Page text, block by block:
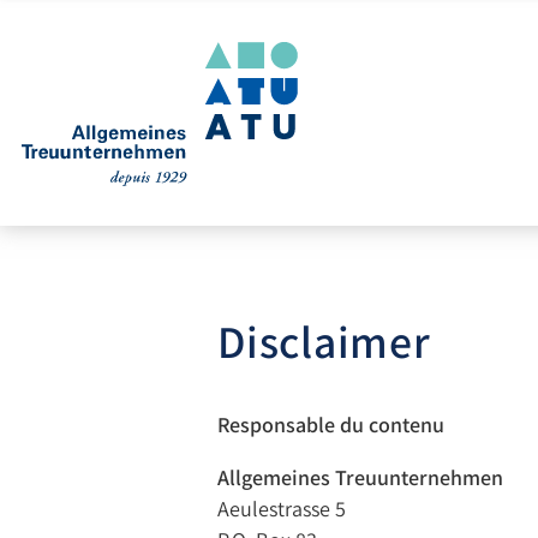
Disclaimer
Responsable du contenu
Allgemeines Treuunternehmen
Aeulestrasse 5